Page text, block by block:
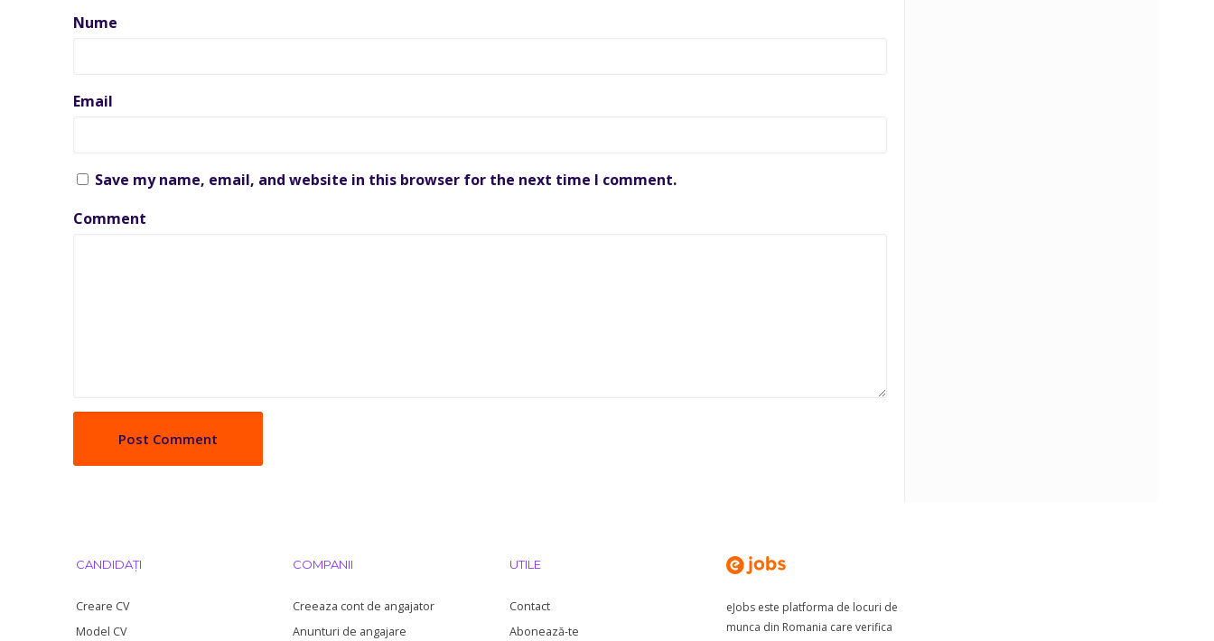
Nume
Email
Save my name, email, and website in this browser for the next time I comment.
Comment
CANDIDAȚI
Creare CV
Model CV
COMPANII
Creeaza cont de angajator
Anunturi de angajare
UTILE
Contact
Abonează-te
eJobs este platforma de locuri de
munca din Romania care verifica